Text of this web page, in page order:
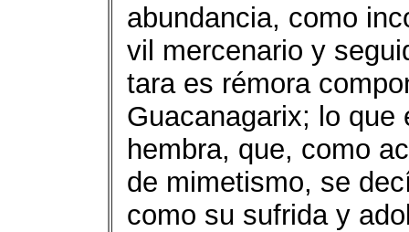
abundancia, como
vil mercenario y
tara es rémora
Guacanagarix; lo que
hembra, que, como
de mimetismo, se
como su sufrida y